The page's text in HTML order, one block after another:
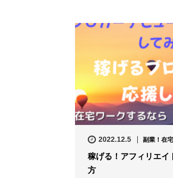
2022.12.5 副業！在
稼げる！アフィリエイ
方